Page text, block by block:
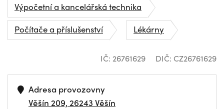
Výpočetní a kancelářská technika
Počítače a příslušenství
Lékárny
IČ: 26761629 DIČ: CZ26761629
Adresa provozovny
Věšín 209, 26243 Věšín